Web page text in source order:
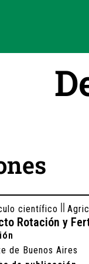
científico
Rotación y
de Buenos Aires